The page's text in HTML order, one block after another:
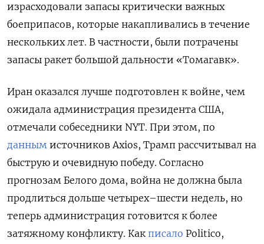
израсходовали запасы критически важных
боеприпасов, которые накапливались в течение
нескольких лет. В частности, были потрачены
запасы ракет большой дальности «Томагавк».
Иран оказался лучше подготовлен к войне, чем
ожидала администрация президента США,
отмечали собеседники NYT. При этом, по
данным источников Axios, Трамп рассчитывал на
быструю и очевидную победу. Согласно
прогнозам Белого дома, война не должна была
продлиться дольше четырех–шести недель, но
теперь администрация готовится к более
затяжному конфликту. Как писало Politico,